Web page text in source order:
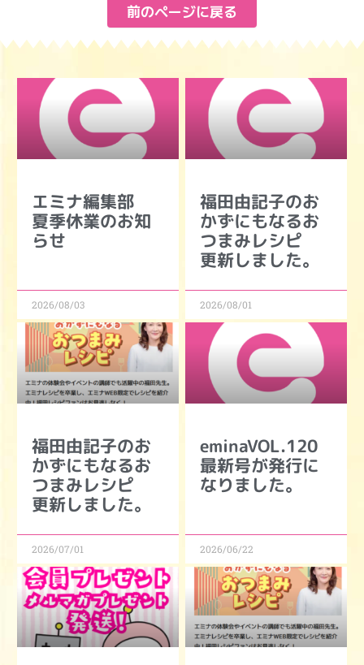
前のページに戻る
エミナ編集部
夏季休業のお知
らせ
2026/08/03
福田由記子のお
かずにもなるお
つまみレシピ
更新しました。
2026/08/01
福田由記子のお
かずにもなるお
つまみレシピ
更新しました。
2026/07/01
eminaVOL.120
最新号が発行に
なりました。
2026/06/22